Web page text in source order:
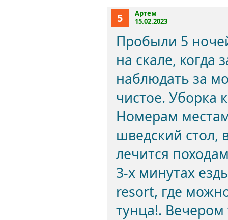
5
Артем
15.02.2023
Пробыли 5
на скале,
наблюдать за
чистое. Уборка
Номерам
шведский стол,
лечится
3-х минутах
resort, где
тунца!. Вечером